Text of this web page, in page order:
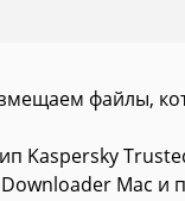
файлы,
Kaspersky
Mac и